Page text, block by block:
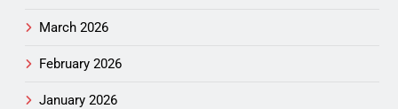
March 2026
February 2026
January 2026